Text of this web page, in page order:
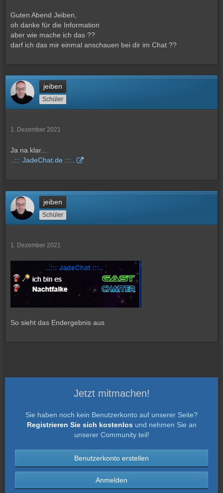
Guten Abend Jeiben,
oh danke für die Information
aber wie mache ich das ??
darf ich das mir einmal anschauen bei dir im Chat ??
jeiben
Schüler
1. Dezember 2021
Ja na klar...
..::: JadeChat.de :::..
jeiben
Schüler
1. Dezember 2021
So sieht das Endergebnis aus
Jetzt mitmachen!
Sie haben noch kein Benutzerkonto auf unserer Seite?
Registrieren Sie sich kostenlos und nehmen Sie an
unserer Community teil!
Benutzerkonto erstellen
Anmelden